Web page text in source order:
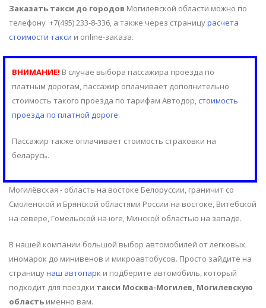
Заказать такси до городов Могилевской области можно по
телефону +7(495) 233-8-336, а также через страницурасчета
стоимости такси и online-заказа.
ВНИМАНИЕ! В случае выбора пассажира проезда по
платным дорогам, пассажир оплачивает дополнительно
стоимость такого проезда по тарифам Автодор, стоимость
проезда по платной дороге.
Пассажир также оплачивает стоимость страховки на
беларусь.
Могилёвская - область на востоке Белоруссии, граничит со
Смоленской и Брянской областями России на востоке, Витебской
на севере, Гомельской на юге, Минской областью на западе.
В нашей компании большой выбор автомобилей от легковых
иномарок до минивенов и микроавтобусов. Просто зайдите на
страницунаш автопарк и подберите автомобиль, который
подходит для поездки такси Москва-Могилев, Могилевскую
область именно вам.